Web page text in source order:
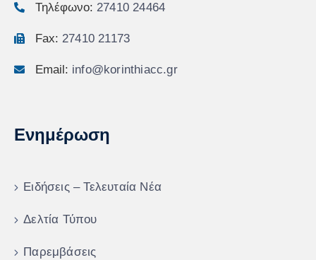
Τηλέφωνο: 27410 24464
Fax: 27410 21173
Email: info@korinthiacc.gr
Ενημέρωση
Ειδήσεις – Τελευταία Νέα
Δελτία Τύπου
Παρεμβάσεις